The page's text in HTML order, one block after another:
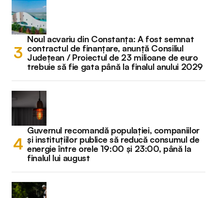
Noul acvariu din Constanța: A fost semnat
contractul de finanțare, anunță Consiliul
Județean / Proiectul de 23 milioane de euro
trebuie să fie gata până la finalul anului 2029
Guvernul recomandă populației, companiilor
și instituțiilor publice să reducă consumul de
energie între orele 19:00 și 23:00, până la
finalul lui august